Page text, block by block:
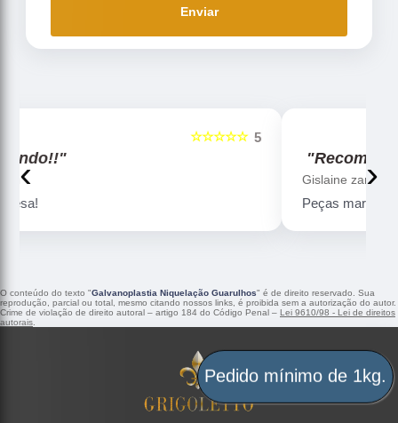
Enviar
"Recomendo!!"
‹ ›
O conteúdo do texto "Galvanoplastia Niquelação Guarulhos" é de direito reservado. Sua
reprodução, parcial ou total, mesmo citando nossos links, é proibida sem a autorização do autor.
Crime de violação de direito autoral – artigo 184 do Código Penal – Lei 9610/98 - Lei de direitos
autorais
Pedido mínimo de 1kg.